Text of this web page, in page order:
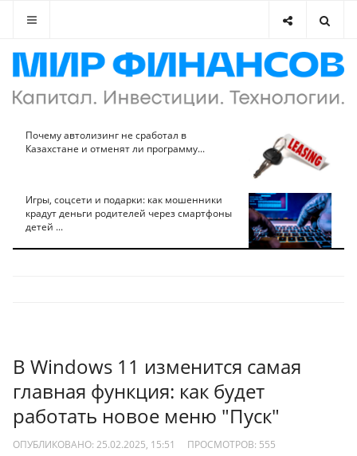
Почему автолизинг не сработал в
Казахстане и отменят ли программу...
Игры, соцсети и подарки: как мошенники
крадут деньги родителей через смартфоны
детей ...
В Windows 11 изменится самая
главная функция: как будет
работать новое меню "Пуск"
ОПУБЛИКОВАНО: 25.02.2025, 15:51 ПРОСМОТРОВ: 555